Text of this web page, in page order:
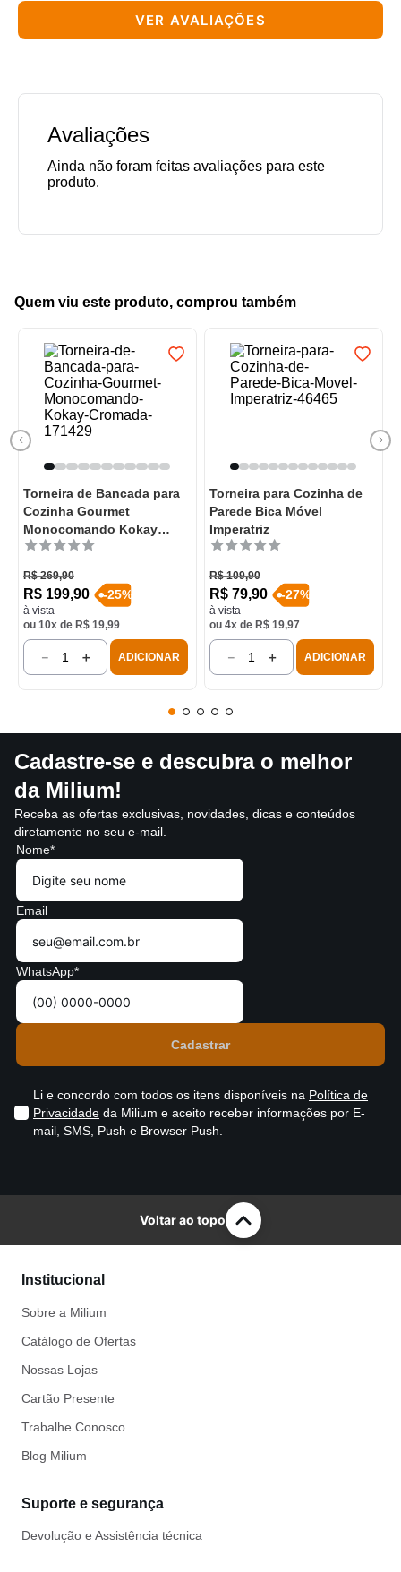
VER AVALIAÇÕES
Avaliações
Quem viu este produto, comprou também
Torneira de Bancada para
Cozinha Gourmet
Monocomando Kokay
Cromada
R$ 269,90
R$ 199,90
à vista
-25%
ou 10x de R$ 19,99
＋
－ ADICIONAR
Torneira para Cozinha de
Parede Bica Móvel
Imperatriz
R$ 109,90
R$ 79,90
à vista
-27%
ou 4x de R$ 19,97
＋
－ ADICIONAR
Cadastre-se e descubra o melhor
da Milium!
Receba as ofertas exclusivas, novidades, dicas e conteúdos
diretamente no seu e-mail.
Nome*
Email
WhatsApp*
Li e concordo com todos os itens disponíveis na Política de
Privacidade da Milium e aceito receber informações por E-
mail, SMS, Push e Browser Push.
Voltar ao topo
Institucional
Sobre a Milium
Catálogo de Ofertas
Nossas Lojas
Cartão Presente
Trabalhe Conosco
Blog Milium
Suporte e segurança
Devolução e Assistência técnica